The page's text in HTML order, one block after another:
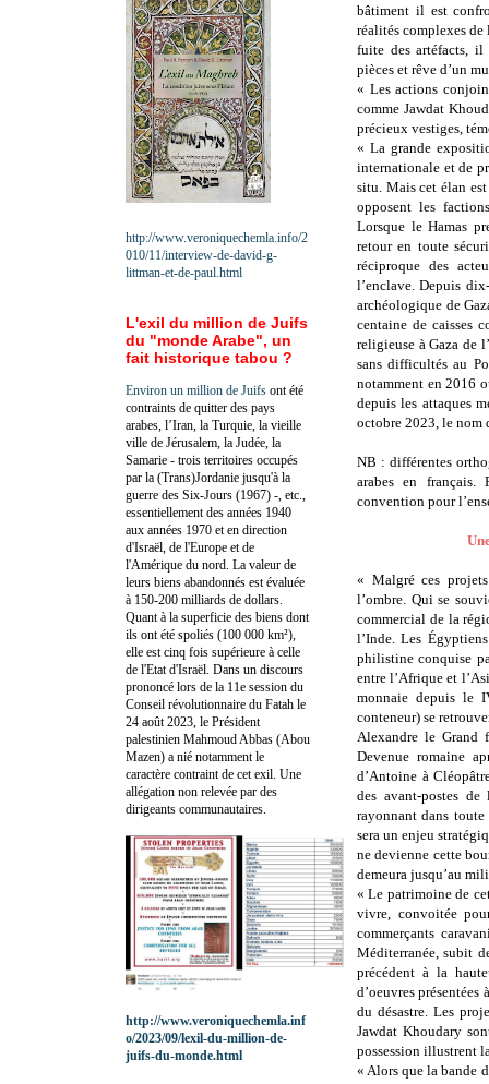
bâtiment il est
réalités complexes
fuite des artéfacts, il
pièces et rêve d’un
« Les actions
comme Jawdat
précieux vestiges,
« La grande
internationale et de
situ. Mais cet élan
opposent les
Lorsque le Hamas
retour en toute
réciproque des
l’enclave. Depuis
archéologique de
centaine de caisses
religieuse à Gaza de
sans difficultés au
notamment en 2016
depuis les attaques
octobre 2023, le nom
NB : différentes
arabes en
convention pour
« Malgré ces
l’ombre. Qui se
commercial de la
l’Inde. Les
philistine conquise
entre l’Afrique et
monnaie depuis le
conteneur) se
Alexandre le Grand
Devenue romaine
d’Antoine à
des avant-postes
rayonnant dans
sera un enjeu
ne devienne cette
demeura jusqu’au
« Le patrimoine de
vivre, convoitée
commerçants
Méditerranée, subit
précédent à la
d’oeuvres
du désastre. Les
Jawdat Khoudary
possession illustrent
« Alors que la bande
http://www.veroniquechemla.info/2
010/11/interview-de-david-g-
littman-et-de-paul.html
L'exil du million de Juifs
du "monde Arabe", un
fait historique tabou ?
Environ un million de Juifs ont été
contraints de quitter des pays
arabes, l’Iran, la Turquie, la vieille
ville de Jérusalem, la Judée, la
Samarie - trois territoires occupés
par la (Trans)Jordanie jusqu'à la
guerre des Six-Jours (1967) -, etc.,
essentiellement des années 1940
aux années 1970 et en direction
d'Israël, de l'Europe et de
l'Amérique du nord. La valeur de
leurs biens abandonnés est évaluée
à 150-200 milliards de dollars.
Quant à la superficie des biens dont
ils ont été spoliés (100 000 km²),
elle est cinq fois supérieure à celle
de l'Etat d'Israël. Dans un discours
prononcé lors de la 11e session du
Conseil révolutionnaire du Fatah le
24 août 2023, le Président
palestinien Mahmoud Abbas (Abou
Mazen) a nié notamment le
caractère contraint de cet exil. Une
allégation non relevée par des
dirigeants communautaires.
http://www.veroniquechemla.inf
o/2023/09/lexil-du-million-de-
juifs-du-monde.html